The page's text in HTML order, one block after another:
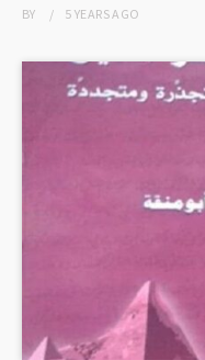
BY 5 YEARSAGO